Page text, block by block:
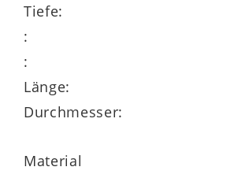
Tiefe:
:
:
Länge:
Durchmesser:
Material